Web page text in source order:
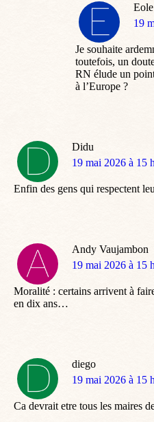
Eole
dit
19
Je souhaite
toutefois, un
RN élude un
à l’Europe ?
Didu
dit
19 mai 2026 à 15
Enfin des gens qui respectent
Andy Vaujambon
dit
19 mai 2026 à 15
Moralité : certains arrivent à
en dix ans…
diego
dit
19 mai 2026 à 15
Ca devrait etre tous les maires